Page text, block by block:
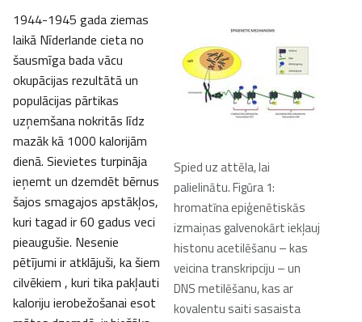
Spied uz attēla, lai
palielinātu. Figūra 1:
hromatīna epiģenētiskās
izmaiņas galvenokārt iekļauj
histonu acetilēšanu – kas
veicina transkripciju – un
DNS metilēšanu, kas ar
kovalentu saiti sasaista
1944-1945 gada ziemas
laikā Nīderlande cieta no
šausmīga bada vācu
okupācijas rezultātā un
populācijas pārtikas
uzņemšana nokritās līdz
mazāk kā 1000 kalorijām
dienā. Sievietes turpināja
ieņemt un dzemdēt bērnus
šajos smagajos apstākļos,
kuri tagad ir 60 gadus veci
pieaugušie. Nesenie
pētījumi ir atklājuši, ka šiem
cilvēkiem , kuri tika pakļauti
kaloriju ierobežošanai esot